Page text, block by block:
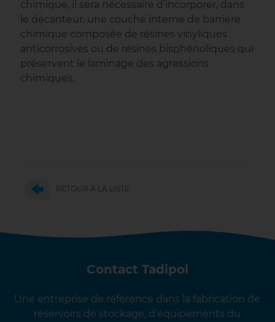
chimique, il sera nécessaire d’incorporer, dans
le décanteur, une couche interne de barrière
chimique composée de résines vinyliques
anticorrosives ou de résines bisphénoliques qui
préservent le laminage des agressions
chimiques.
RETOUR À LA LISTE
Contact Tadipol
Une entreprise de référence dans la fabrication de
réservoirs de stockage, d’équipements du